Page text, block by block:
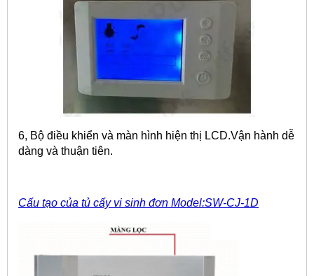
6, Bộ điều khiển và màn hình hiện thị LCD.Vận hành dễ
dàng và thuận tiên.
Cấu tạo của tủ cấy vi sinh đơn Model:SW-CJ-1D